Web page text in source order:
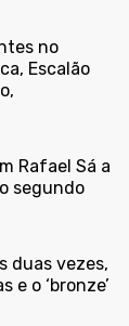
no
Escalão
Rafael Sá a
segundo
duas vezes,
e o ‘bronze’